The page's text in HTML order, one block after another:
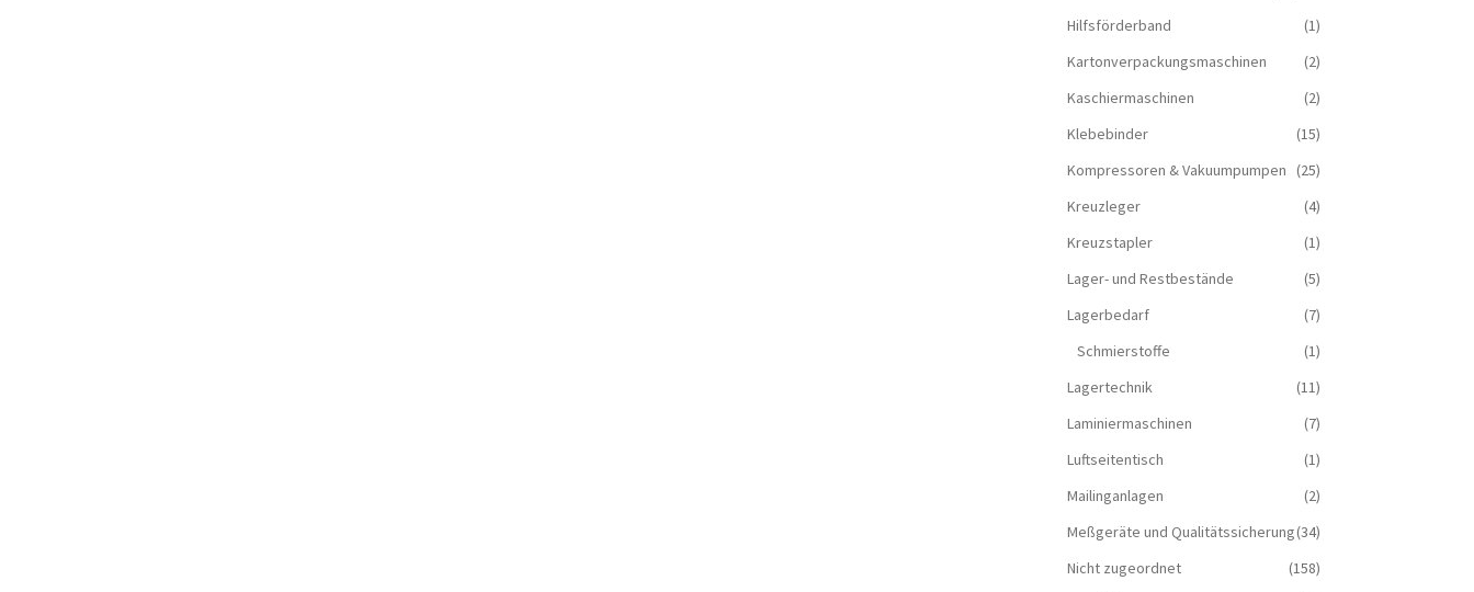
Hilfsförderband
(1)
Kartonverpackungsmaschinen
(2)
Kaschiermaschinen
(2)
Klebebinder
(15)
Kompressoren & Vakuum­pumpen
(25)
Kreuzleger
(4)
Kreuzstapler
(1)
Lager- und Restbestände
(5)
Lagerbedarf
(7)
Schmierstoffe
(1)
Lagertechnik
(11)
Laminiermaschinen
(7)
Luftseitentisch
(1)
Mailinganlagen
(2)
Meßgeräte und Qualitätssicherung(34)
Nicht zugeordnet
(158)